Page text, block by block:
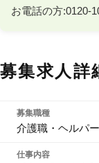
お電話の方:0120-
募集求人詳
募集職種
介護職・ヘルパー
仕事内容